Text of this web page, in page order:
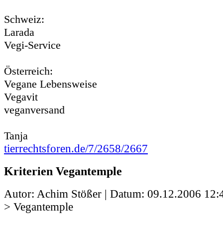
Schweiz:
Larada
Vegi-Service
Österreich:
Vegane Lebensweise
Vegavit
veganversand
Tanja
tierrechtsforen.de/7/2658/2667
Kriterien Vegantemple
Autor: Achim Stößer | Datum: 09.12.2006
> Vegantemple